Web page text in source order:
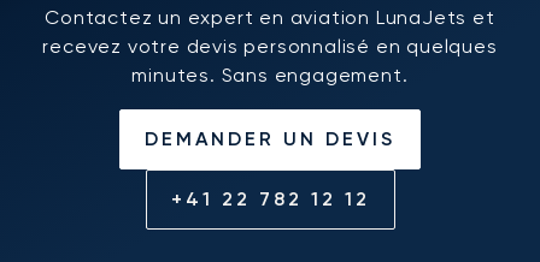
Contactez un expert en aviation LunaJets et
recevez votre devis personnalisé en quelques
minutes. Sans engagement.
DEMANDER UN DEVIS
+41 22 782 12 12